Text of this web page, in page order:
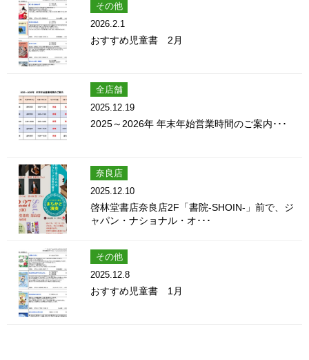
その他
2026.2.1
おすすめ児童書 2月
全店舗
2025.12.19
2025～2026年 年末年始営業時間のご案内･･･
奈良店
2025.12.10
啓林堂書店奈良店2F「書院-SHOIN-」前で、ジ
ャパン・ナショナル・オ･･･
その他
2025.12.8
おすすめ児童書 1月